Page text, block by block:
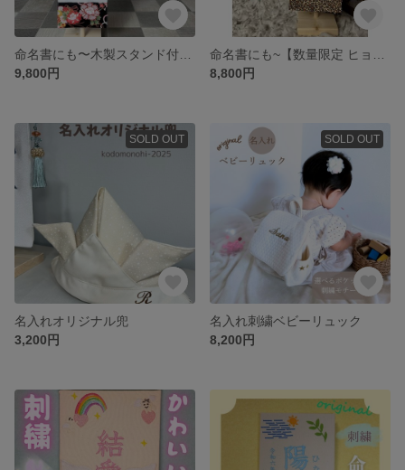
9,800円
8,800円
SOLD OUT
名入れオリジナル兜
3,200円
SOLD OUT
名入れ刺繍ベビーリュック
8,200円